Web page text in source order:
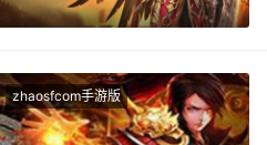
zhaosfcom手游版